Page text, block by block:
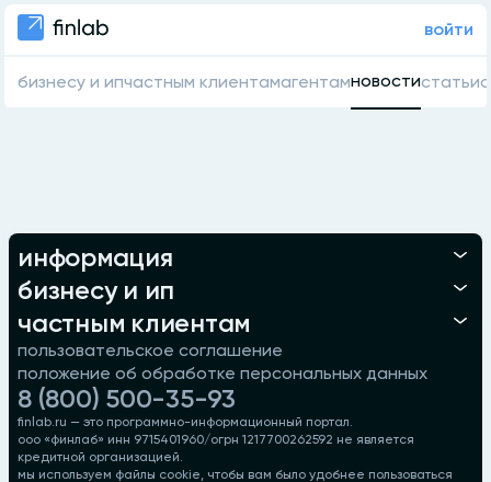
войти
бизнесу и ипчастным клиентамагентамновостистатьи
информация
бизнесу и ип
частным клиентам
пользовательское соглашение
положение об обработке персональных данных
8 (800) 500-35-93
finlab.ru — это программно-информационный портал.
ооо «финлаб» инн 9715401960/огрн 1217700262592 не является
кредитной организацией.
мы используем файлы cookie, чтобы вам было удобнее пользоваться